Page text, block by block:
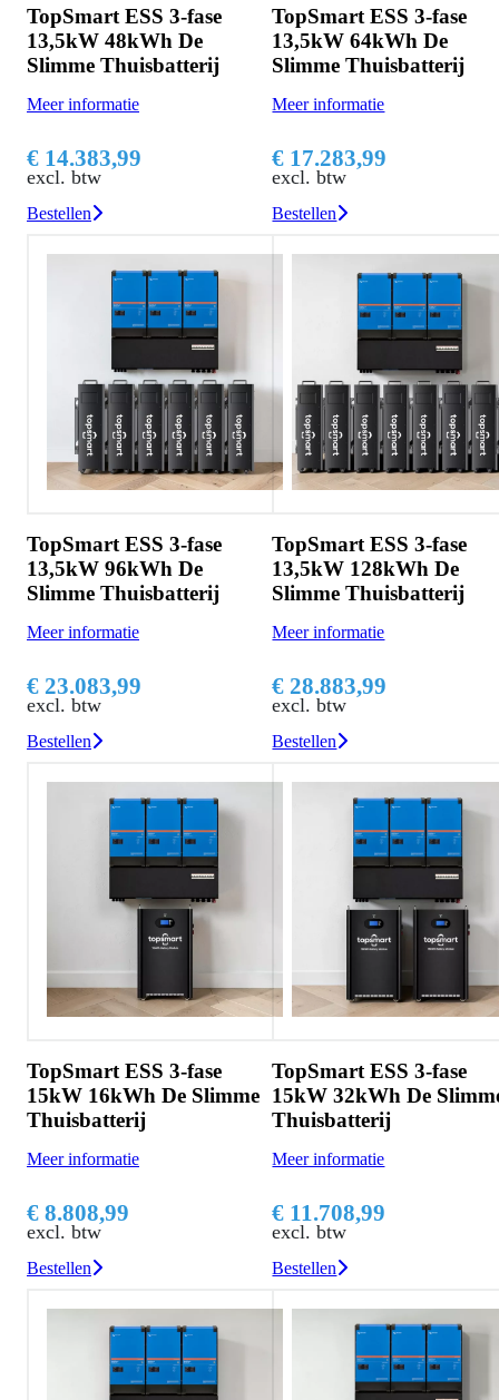
TopSmart ESS 3-fase
13,5kW 48kWh De
Slimme Thuisbatterij
Meer informatie
€ 14.383,99
excl. btw
Bestellen
TopSmart ESS 3-fase
13,5kW 64kWh De
Slimme Thuisbatterij
Meer informatie
€ 17.283,99
excl. btw
Bestellen
TopSmart ESS 3-fase
13,5kW 96kWh De
Slimme Thuisbatterij
Meer informatie
€ 23.083,99
excl. btw
Bestellen
TopSmart ESS 3-fase
13,5kW 128kWh De
Slimme Thuisbatterij
Meer informatie
€ 28.883,99
excl. btw
Bestellen
TopSmart ESS 3-fase
15kW 16kWh De Slimme
Thuisbatterij
Meer informatie
€ 8.808,99
excl. btw
Bestellen
TopSmart ESS 3-fase
15kW 32kWh De
Thuisbatterij
Meer informatie
€ 11.708,99
excl. btw
Bestellen